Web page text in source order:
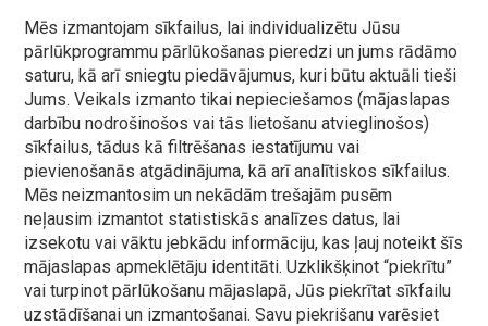
Mēs izmantojam sīkfailus, lai individualizētu Jūsu
pārlūkprogrammu pārlūkošanas pieredzi un jums rādāmo
saturu, kā arī sniegtu piedāvājumus, kuri būtu aktuāli tieši
Jums. Veikals izmanto tikai nepieciešamos (mājaslapas
darbību nodrošinošos vai tās lietošanu atvieglinošos)
sīkfailus, tādus kā filtrēšanas iestatījumu vai
pievienošanās atgādinājuma, kā arī analītiskos sīkfailus.
Mēs neizmantosim un nekādām trešajām pusēm
neļausim izmantot statistiskās analīzes datus, lai
izsekotu vai vāktu jebkādu informāciju, kas ļauj noteikt šīs
mājaslapas apmeklētāju identitāti. Uzklikšķinot “piekrītu”
vai turpinot pārlūkošanu mājaslapā, Jūs piekrītat sīkfailu
uzstādīšanai un izmantošanai. Savu piekrišanu varēsiet